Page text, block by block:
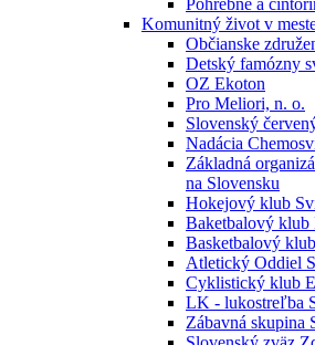
Pohrebné a
Komunitný život v
Občianske
Detský famózny
OZ Ekoton
Pro Meliori, n. o.
Slovenský
Nadácia
Základná
na Slovensku
Hokejový klub
Baketbalový
Basketbalový
Atletický Oddiel
Cyklistický klub
LK - lukostreľba
Zábavná skupina